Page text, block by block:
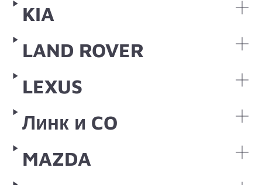
KIA
LAND ROVER
LEXUS
Линк и CO
MAZDA